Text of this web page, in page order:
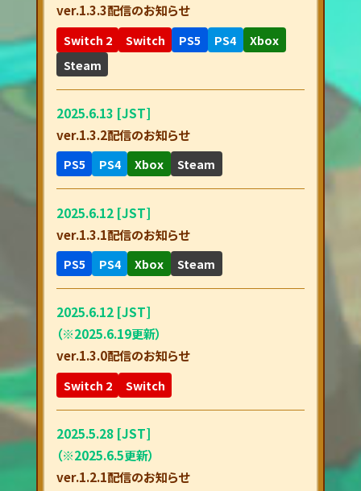
ver.1.3.3配信のお知らせ
Switch 2 Switch PS5 PS4
Xbox
Steam
2025.6.13 [JST]
ver.1.3.2配信のお知らせ
PS5 PS4 Xbox Steam
2025.6.12 [JST]
ver.1.3.1配信のお知らせ
PS5 PS4 Xbox Steam
2025.6.12 [JST]
（※2025.6.19更新）
ver.1.3.0配信のお知らせ
Switch 2 Switch
2025.5.28 [JST]
（※2025.6.5更新）
ver.1.2.1配信のお知らせ